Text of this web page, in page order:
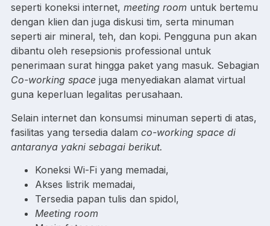
seperti koneksi internet, meeting room untuk bertemu
dengan klien dan juga diskusi tim, serta minuman
seperti air mineral, teh, dan kopi. Pengguna pun akan
dibantu oleh resepsionis professional untuk
penerimaan surat hingga paket yang masuk. Sebagian
Co-working space juga menyediakan alamat virtual
guna keperluan legalitas perusahaan.
Selain internet dan konsumsi minuman seperti di atas,
fasilitas yang tersedia dalam co-working space di
antaranya yakni sebagai berikut.
Koneksi Wi-Fi yang memadai,
Akses listrik memadai,
Tersedia papan tulis dan spidol,
Meeting room